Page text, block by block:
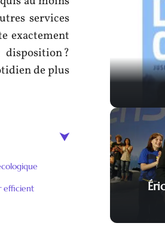
services
exactement
?
de plus
efficient